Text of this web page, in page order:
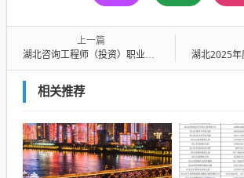
上一篇
湖北咨询工程师（投资）职业资格考试怎么报名？（报名入口+条件） 湖北2025年度
相关推荐